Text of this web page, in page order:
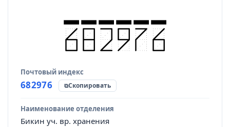
Почтовый индекс
682976 Скопировать
Наименование отделения
Бикин уч. вр. хранения
Источник данных